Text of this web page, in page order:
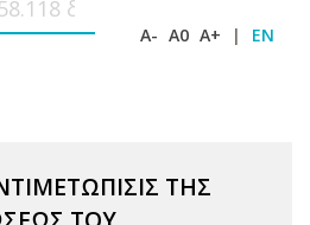
A- A0 A+ | EN
ΤΗΣ